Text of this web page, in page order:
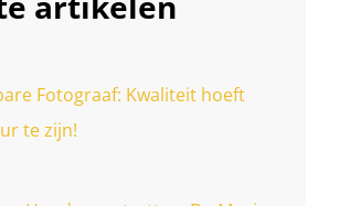
Fotograaf: Kwaliteit hoeft
te zijn!